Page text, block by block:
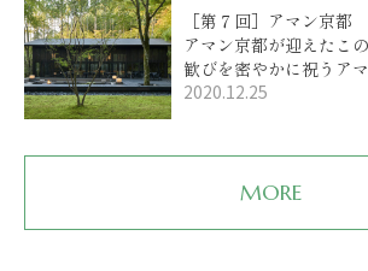
［第７回］アマン京
アマン京都が迎えたこ
歓びを密やかに祝うア
2020.12.25
MORE